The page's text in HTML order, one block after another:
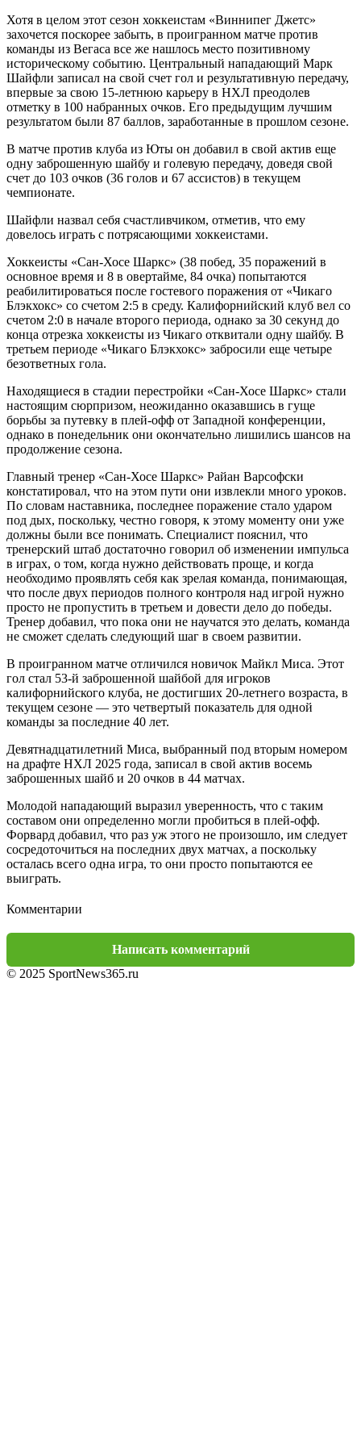
Хотя в целом этот сезон хоккеистам «Виннипег Джетс»
захочется поскорее забыть, в проигранном матче против
команды из Вегаса все же нашлось место позитивному
историческому событию. Центральный нападающий Марк
Шайфли записал на свой счет гол и результативную передачу,
впервые за свою 15-летнюю карьеру в НХЛ преодолев
отметку в 100 набранных очков. Его предыдущим лучшим
результатом были 87 баллов, заработанные в прошлом сезоне.
В матче против клуба из Юты он добавил в свой актив еще
одну заброшенную шайбу и голевую передачу, доведя свой
счет до 103 очков (36 голов и 67 ассистов) в текущем
чемпионате.
Шайфли назвал себя счастливчиком, отметив, что ему
довелось играть с потрясающими хоккеистами.
Хоккеисты «Сан-Хосе Шаркс» (38 побед, 35 поражений в
основное время и 8 в овертайме, 84 очка) попытаются
реабилитироваться после гостевого поражения от «Чикаго
Блэкхокс» со счетом 2:5 в среду. Калифорнийский клуб вел со
счетом 2:0 в начале второго периода, однако за 30 секунд до
конца отрезка хоккеисты из Чикаго отквитали одну шайбу. В
третьем периоде «Чикаго Блэкхокс» забросили еще четыре
безответных гола.
Находящиеся в стадии перестройки «Сан-Хосе Шаркс» стали
настоящим сюрпризом, неожиданно оказавшись в гуще
борьбы за путевку в плей-офф от Западной конференции,
однако в понедельник они окончательно лишились шансов на
продолжение сезона.
Главный тренер «Сан-Хосе Шаркс» Райан Варсофски
констатировал, что на этом пути они извлекли много уроков.
По словам наставника, последнее поражение стало ударом
под дых, поскольку, честно говоря, к этому моменту они уже
должны были все понимать. Специалист пояснил, что
тренерский штаб достаточно говорил об изменении импульса
в играх, о том, когда нужно действовать проще, и когда
необходимо проявлять себя как зрелая команда, понимающая,
что после двух периодов полного контроля над игрой нужно
просто не пропустить в третьем и довести дело до победы.
Тренер добавил, что пока они не научатся это делать, команда
не сможет сделать следующий шаг в своем развитии.
В проигранном матче отличился новичок Майкл Миса. Этот
гол стал 53-й заброшенной шайбой для игроков
калифорнийского клуба, не достигших 20-летнего возраста, в
текущем сезоне — это четвертый показатель для одной
команды за последние 40 лет.
Девятнадцатилетний Миса, выбранный под вторым номером
на драфте НХЛ 2025 года, записал в свой актив восемь
заброшенных шайб и 20 очков в 44 матчах.
Молодой нападающий выразил уверенность, что с таким
составом они определенно могли пробиться в плей-офф.
Форвард добавил, что раз уж этого не произошло, им следует
сосредоточиться на последних двух матчах, а поскольку
осталась всего одна игра, то они просто попытаются ее
выиграть.
Комментарии
Написать комментарий
© 2025 SportNews365.ru